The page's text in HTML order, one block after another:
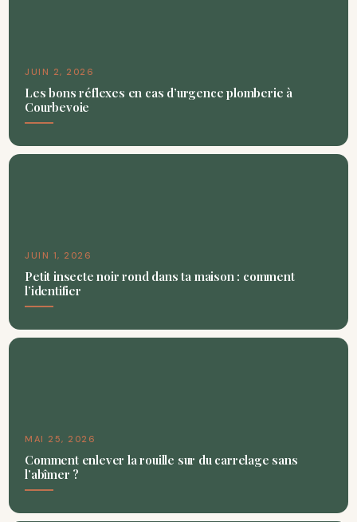
JUIN 2, 2026
Les bons réflexes en cas d’urgence plomberie à
Courbevoie
JUIN 1, 2026
Petit insecte noir rond dans ta maison : comment
l’identifier
MAI 25, 2026
Comment enlever la rouille sur du carrelage sans
l’abîmer ?